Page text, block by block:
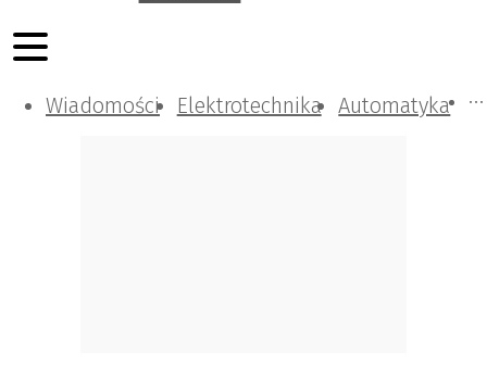
Wiadomości Elektrotechnika Automatyka
Komunikacja i IT
Kontrola
Tematy specjalne